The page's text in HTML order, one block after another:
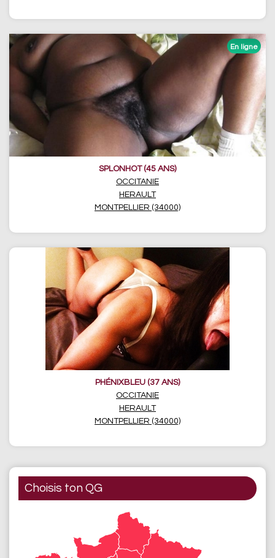
SPLONHOT (45 ANS)
OCCITANIE
HERAULT
MONTPELLIER (34000)
PHÉNIXBLEU (37 ANS)
OCCITANIE
HERAULT
MONTPELLIER (34000)
Choisis ton QG